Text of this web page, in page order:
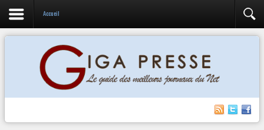
Accueil